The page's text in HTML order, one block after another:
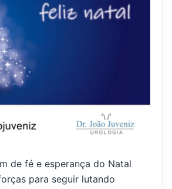
de fé e esperança do Natal
para seguir lutando